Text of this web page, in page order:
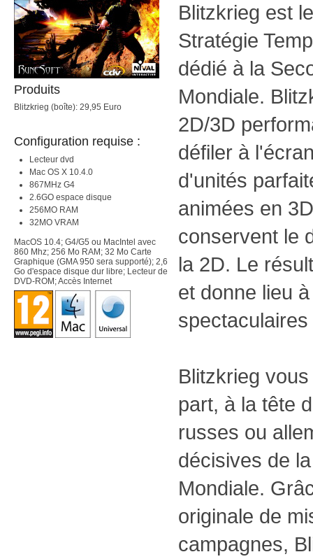
Produits
Blitzkrieg (boîte): 29,95 Euro
Configuration requise :
Lecteur dvd
Mac OS X 10.4.0
867MHz G4
2.6GO espace disque
256MO RAM
32MO VRAM
MacOS 10.4; G4/G5 ou MacIntel avec
860 Mhz; 256 Mo RAM; 32 Mo Carte
Graphique (GMA 950 sera supporté); 2,6
Go d'espace disque dur libre; Lecteur de
DVD-ROM; Accès Internet
Blitzkrieg est
Stratégie
dédié à la
Mondiale.
2D/3D
défiler à
d'unités
animées en
conservent le
la 2D. Le
et donne lieu
Blitzkrieg
part, à la tête
russes ou
décisives de
Mondiale.
originale de
campagnes,